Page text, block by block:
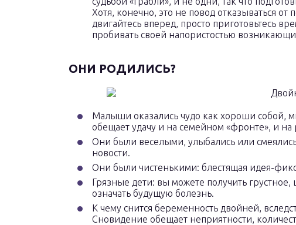
Хотя, конечно, это не повод отказываться
двигайтесь вперед, просто приготовьтесь
пробивать своей напористостью
ОНИ РОДИЛИСЬ?
Малыши оказались чудо как хороши собой,
обещает удачу и на семейном «фронте», и на
Они были веселыми, улыбались или
новости.
Они были чистенькими: блестящая идея-
Грязные дети: вы можете получить
означать будущую болезнь.
К чему снится беременность двойней,
Сновидение обещает неприятности,